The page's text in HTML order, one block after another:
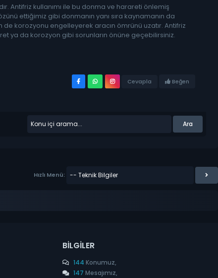
Antifriz kullanımı ile bu donma ve harareti önlemiş
ettiğimiz gibi donmanın yanı sıra kaynamanın da
de korozyonu engelleyerek aracın ömrünü uzatır. Antifriz
ya da korozyon gibi sorunların önüne geçebilirsiniz.
Cevapla Beğen
Hızlı Menü:
BILGILER
144 Konumuz,
147 Mesajımız,